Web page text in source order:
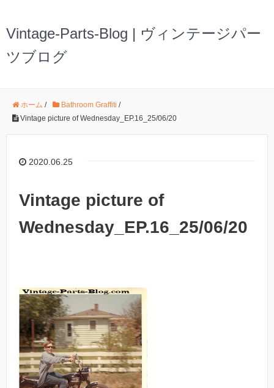
Vintage-Parts-Blog | ヴィンテージパー
ツブログ
ホーム / Bathroom Graffiti /
Vintage picture of Wednesday_EP.16_25/06/20
2020.06.25
Vintage picture of
Wednesday_EP.16_25/06/20